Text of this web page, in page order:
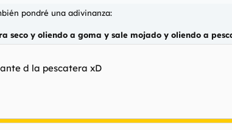
pondré una adivinanza:
seco y oliendo a goma y sale mojado y oliendo a
d la pescatera xD